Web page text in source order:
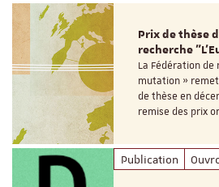
Prix de thèse
recherche
La Fédération de
mutation »
de thèse en
remise des prix
Publication